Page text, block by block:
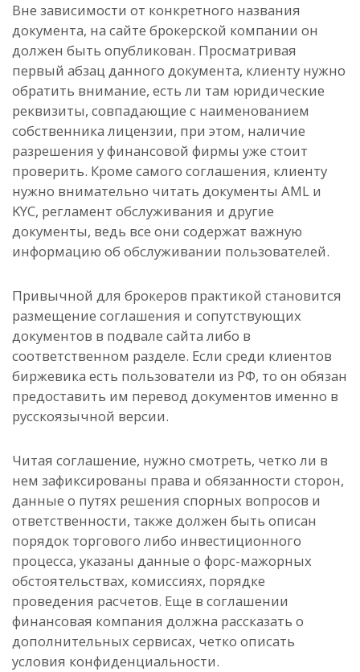
Вне зависимости от конкретного названия
документа, на сайте брокерской компании он
должен быть опубликован. Просматривая
первый абзац данного документа, клиенту нужно
обратить внимание, есть ли там юридические
реквизиты, совпадающие с наименованием
собственника лицензии, при этом, наличие
разрешения у финансовой фирмы уже стоит
проверить. Кроме самого соглашения, клиенту
нужно внимательно читать документы AML и
KYC, регламент обслуживания и другие
документы, ведь все они содержат важную
информацию об обслуживании пользователей.
Привычной для брокеров практикой становится
размещение соглашения и сопутствующих
документов в подвале сайта либо в
соответственном разделе. Если среди клиентов
биржевика есть пользователи из РФ, то он обязан
предоставить им перевод документов именно в
русскоязычной версии.
Читая соглашение, нужно смотреть, четко ли в
нем зафиксированы права и обязанности сторон,
данные о путях решения спорных вопросов и
ответственности, также должен быть описан
порядок торгового либо инвестиционного
процесса, указаны данные о форс-мажорных
обстоятельствах, комиссиях, порядке
проведения расчетов. Еще в соглашении
финансовая компания должна рассказать о
дополнительных сервисах, четко описать
условия конфиденциальности.